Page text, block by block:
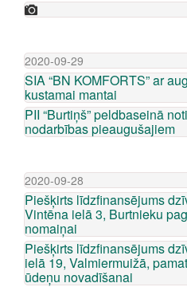
2020-09-29
SIA “BN KOMFORTS” ar
kustamai mantai
PII “Burtiņš” peldbaseinā
nodarbības pieaugušajiem
2020-09-28
Piešķirts līdzfinansējums
Vintēna ielā 3, Burtnieku
nomaiņai
Piešķirts līdzfinansējums
ielā 19, Valmiermuižā,
ūdeņu novadīšanai